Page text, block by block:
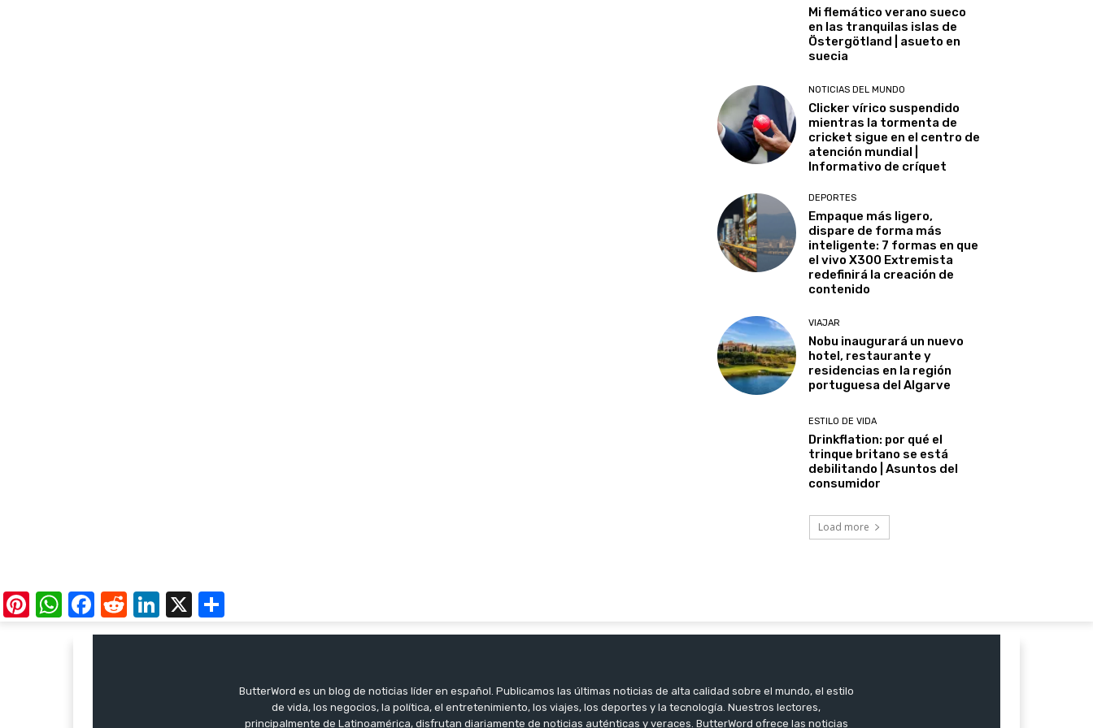
Mi flemático verano sueco
en las tranquilas islas de
Östergötland | asueto en
suecia
NOTICIAS DEL MUNDO
Clicker vírico suspendido
mientras la tormenta de
cricket sigue en el centro de
atención mundial |
Informativo de críquet
DEPORTES
Empaque más ligero,
dispare de forma más
inteligente: 7 formas en que
el vivo X300 Extremista
redefinirá la creación de
contenido
VIAJAR
Nobu inaugurará un nuevo
hotel, restaurante y
residencias en la región
portuguesa del Algarve
ESTILO DE VIDA
Drinkflation: por qué el
trinque britano se está
debilitando | Asuntos del
consumidor
Load more
Pinterest
WhatsApp
Facebook
RedditLinkedIn
X
ButterWord es un blog de noticias líder en español. Publicamos las últimas noticias de alta calidad sobre el mundo, el estilo
de vida, los negocios, la política, el entretenimiento, los viajes, los deportes y la tecnología. Nuestros lectores,
principalmente de Latinoamérica, disfrutan diariamente de noticias auténticas y veraces. ButterWord ofrece las noticias